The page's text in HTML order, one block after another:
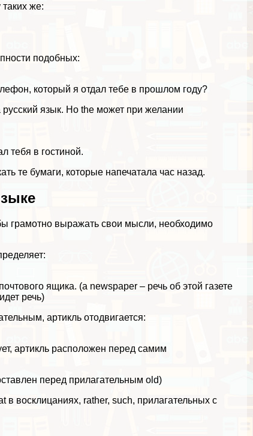
же:
подобных:
который я отдал тебе в прошлом году?
язык. Но the может при желании
тебя в гостиной.
те бумаги, которые напечатала час назад.
грамотно выражать свои мысли, необходимо
ящика. (a newspaper – речь об этой газете
речь)
артикль отодвигается:
артикль расположен перед самим
перед прилагательным old)
восклицаниях, rather, such, прилагательных с